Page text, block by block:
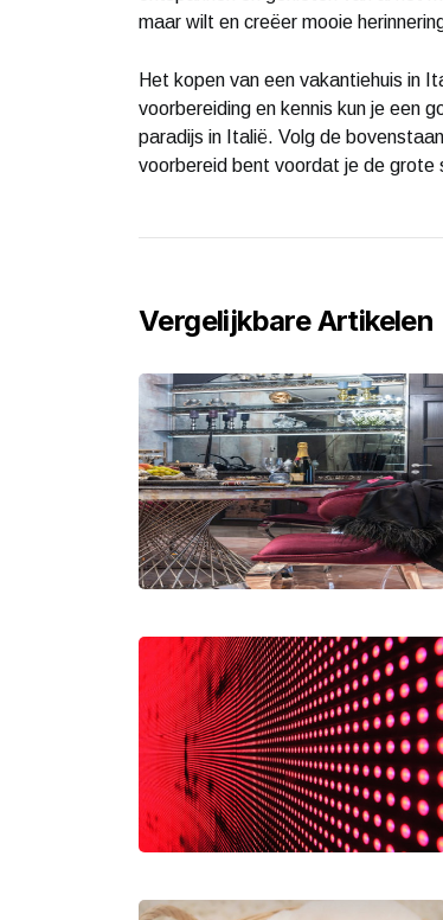
maar wilt en creëer mooie
Het kopen van een vakantiehuis in
voorbereiding en kennis kun je een
paradijs in Italië. Volg de
voorbereid bent voordat je de grote
Vergelijkbare Artikelen